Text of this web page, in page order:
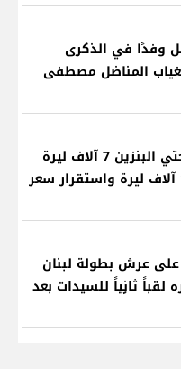
وفدًا في الذكرى
المناضل مصطفى
انخفاض سعر صفيحتي البنزين 7 آلاف ليرة
وارتفاع المازوت 10 آلاف ليرة واستقرار سعر
على عرش بطولة لبنان
لقباً ثانٍياً للسيدات بعد